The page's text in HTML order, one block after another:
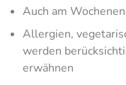
Auch am
Allergien,
werden
erwähnen